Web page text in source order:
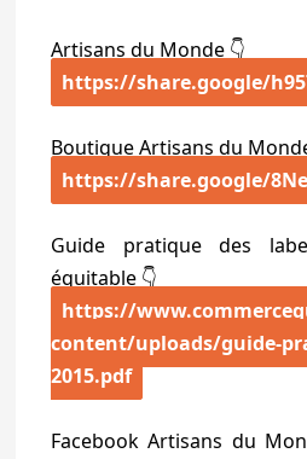
Artisans du Monde 👇
https://share.google/
Boutique Artisans du
https://share.google/
Guide pratique des
équitable 👇
https://
content/uploads/guide-
2015.pdf
Facebook Artisans du